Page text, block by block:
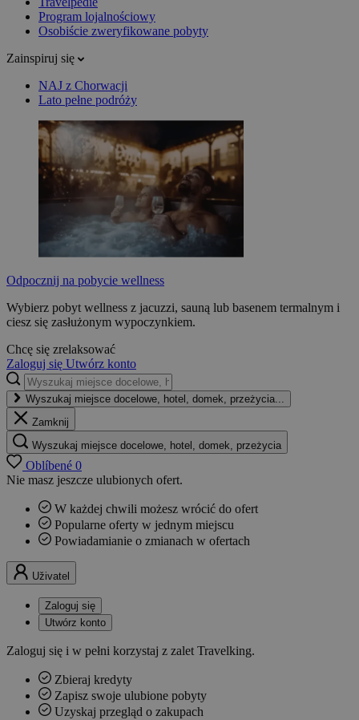
Program lojalnościowy
Osobiście zweryfikowane pobyty
Zainspiruj się
NAJ z Chorwacji
Lato pełne podróży
Odpocznij na pobycie wellness
Wybierz pobyt wellness z jacuzzi, sauną lub basenem termalnym i
ciesz się zasłużonym wypoczynkiem.
Chcę się zrelaksować
Zaloguj się Utwórz konto
Wyszukaj miejsce docelowe, hotel, domek, przeżycia...
Zamknij
Wyszukaj miejsce docelowe, hotel, domek, przeżycia
Oblíbené 0
Nie masz jeszcze ulubionych ofert.
W każdej chwili możesz wrócić do ofert
Popularne oferty w jednym miejscu
Powiadamianie o zmianach w ofertach
Uživatel
Zaloguj się
Utwórz konto
Zaloguj się i w pełni korzystaj z zalet Travelking.
Zbieraj kredyty
Zapisz swoje ulubione pobyty
Uzyskaj przegląd o zakupach